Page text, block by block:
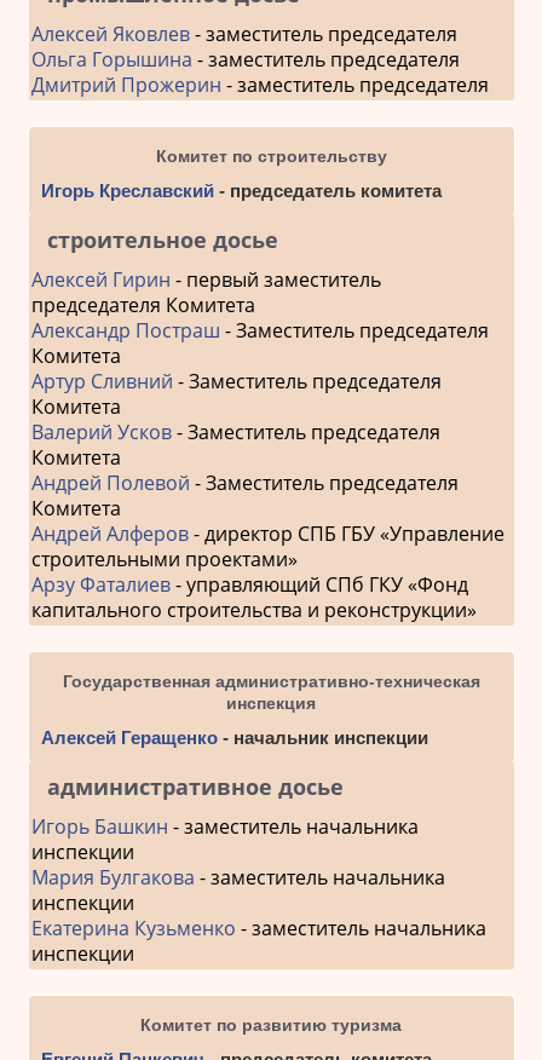
Алексей Яковлев- заместитель председателя
Ольга Горышина - заместитель председателя
Дмитрий Прожерин - заместитель председателя
Комитет по строительству
Игорь Креславский - председатель комитета
строительное досье
Алексей Гирин - первый заместитель
председателя Комитета
Александр Постраш - Заместитель председателя
Комитета
Артур Сливний - Заместитель председателя
Комитета
Валерий Усков- Заместитель председателя
Комитета
Андрей Полевой - Заместитель председателя
Комитета
Андрей Алферов- директор СПБ ГБУ «Управление
строительными проектами»
Арзу Фаталиев- управляющий СПб ГКУ «Фонд
капитального строительства и реконструкции»
Государственная административно-техническая
инспекция
Алексей Геращенко- начальник инспекции
административное досье
Игорь Башкин - заместитель начальника
инспекции
Мария Булгакова - заместитель начальника
инспекции
Екатерина Кузьменко - заместитель начальника
инспекции
Комитет по развитию туризма